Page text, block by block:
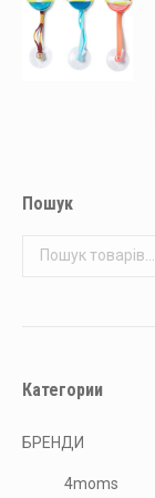
Пошук
Категории
БРЕНДИ
4moms